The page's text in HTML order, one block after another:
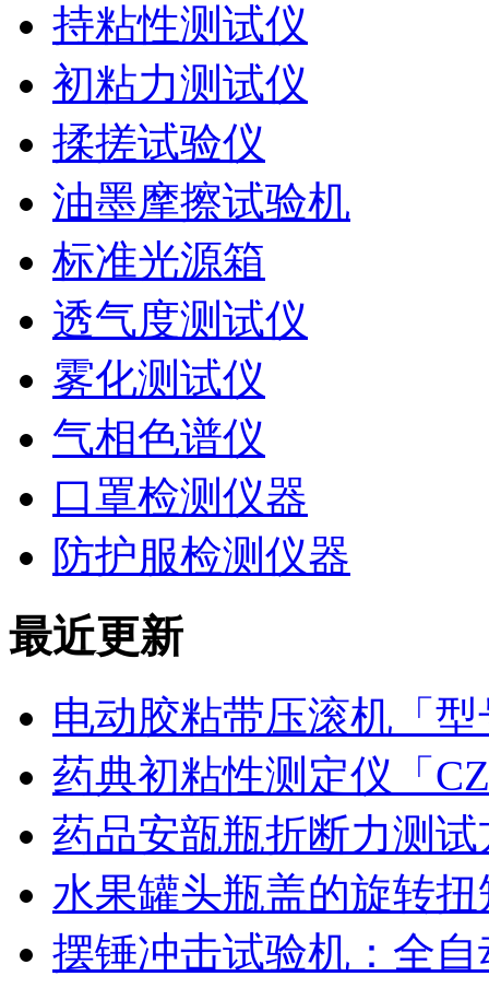
持粘性测试仪
初粘力测试仪
揉搓试验仪
油墨摩擦试验机
标准光源箱
透气度测试仪
雾化测试仪
气相色谱仪
口罩检测仪器
防护服检测仪器
最近更新
电动胶粘带压滚机「
药典初粘性测定仪「
药品安瓿瓶折断力测
水果罐头瓶盖的旋转
摆锤冲击试验机：全